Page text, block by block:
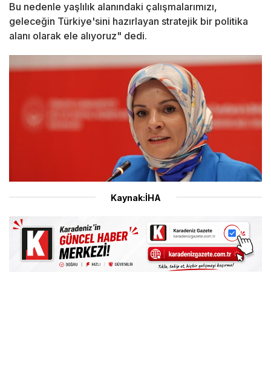
Bu nedenle yaşlılık alanındaki çalışmalarımızı,
geleceğin Türkiye'sini hazırlayan stratejik bir politika
alanı olarak ele alıyoruz" dedi.
Kaynak:İHA